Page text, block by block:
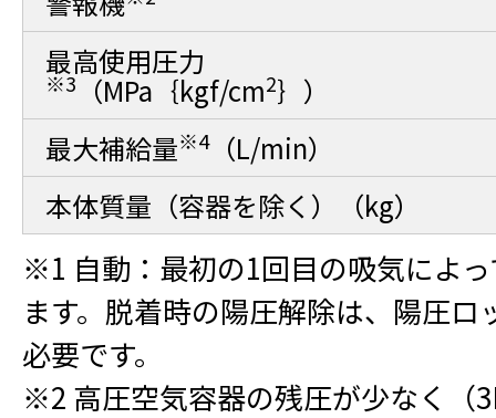
最高使用圧力
※3 （MPa｛kgf/cm2｝）
最大補給量※4（L/min）
本体質量（容器を除く）（kg）
※1 自動：最初の1回目の吸気によ
ます。脱着時の陽圧解除は、陽圧
必要です。
※2 高圧空気容器の残圧が少なく（